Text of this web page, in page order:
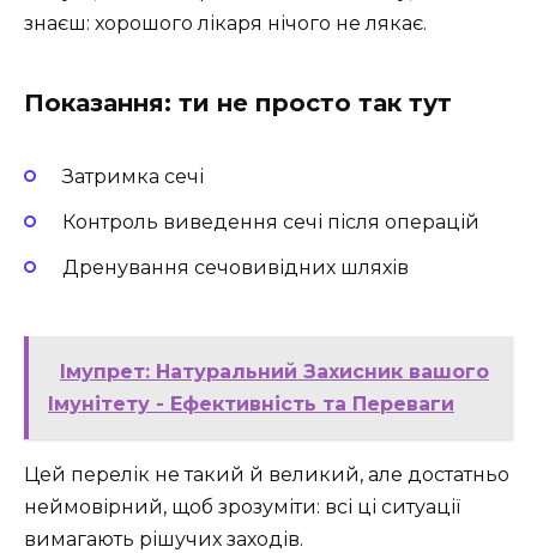
знаєш: хорошого лікаря нічого не лякає.
Показання: ти не просто так тут
Затримка сечі
Контроль виведення сечі після операцій
Дренування сечовивідних шляхів
Імупрет: Натуральний Захисник вашого
Імунітету - Ефективність та Переваги
Цей перелік не такий й великий, але достатньо
неймовірний, щоб зрозуміти: всі ці ситуації
вимагають рішучих заходів.